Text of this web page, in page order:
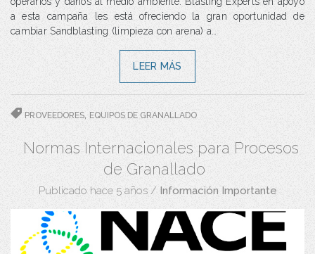
a esta campaña les está ofreciendo la gran oportunidad de
cambiar Sandblasting (limpieza con arena) a…
LEER MÁS
PROVEEDORES, EQUIPOS DE GRANALLADO
Normas Internacionales para Procesos
de Granallado
Publicado hace 5 años/ Información Importante